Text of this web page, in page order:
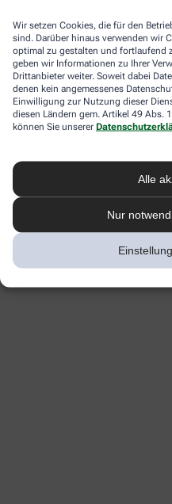
Wir setzen Cookies, die für den
sind. Darüber hinaus verwenden wir
optimal zu gestalten und fortlaufend
geben wir Informationen zu Ihrer
Drittanbieter weiter. Soweit dabei
denen kein angemessenes
Einwilligung zur Nutzung dieser
diesen Ländern gem. Artikel 49 Abs.
können Sie unserer
Alle
Nur